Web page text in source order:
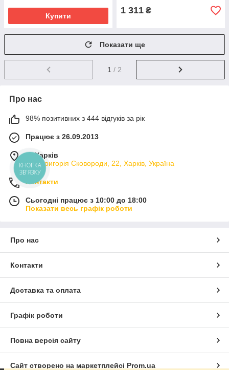
Купити
1 311 ₴
Показати ще
1 / 2
Про нас
98% позитивних з 444 відгуків за рік
Працює з 26.09.2013
м. Харків
вул. Григорія Сковороди, 22, Харків, Україна
Контакти
Сьогодні працює з 10:00 до 18:00
Показати весь графік роботи
Про нас
Контакти
Доставка та оплата
Графік роботи
Повна версія сайту
Сайт створено на маркетплейсі Prom.ua
КНОПКА
ЗВ'ЯЗКУ